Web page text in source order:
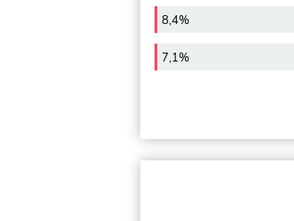
8,4%
7,1%